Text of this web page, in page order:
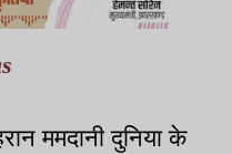
ममदानी दुनिया के